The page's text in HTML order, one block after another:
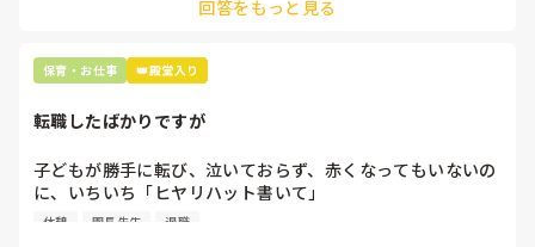
て貰い、主任に報告してます。
回答をもっと見る
保育・お仕事 👑殿堂入り
転職したばかりですが
子どもが勝手に転び、泣いておらず、赤くなってもいないの
に、いちいち「ヒヤリハット書いて」
と書かされ
休憩 園長先生 退職